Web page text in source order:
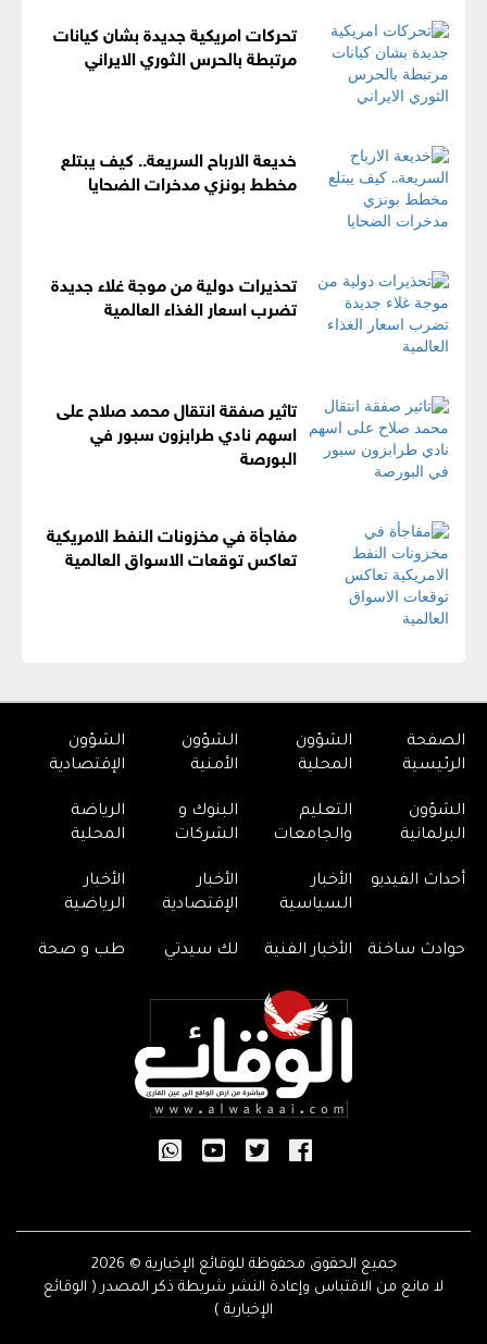
تحركات امريكية جديدة بشان كيانات
مرتبطة بالحرس الثوري الايراني
خديعة الارباح السريعة.. كيف يبتلع
مخطط بونزي مدخرات الضحايا
تحذيرات دولية من موجة غلاء جديدة
تضرب اسعار الغذاء العالمية
تاثير صفقة انتقال محمد صلاح على
اسهم نادي طرابزون سبور في
البورصة
مفاجأة في مخزونات النفط الامريكية
تعاكس توقعات الاسواق العالمية
الصفحة
الرئيسية
الشؤون
المحلية
الشؤون
الأمنية
الشؤون
الإقتصادية
الشؤون
البرلمانية
التعليم
والجامعات
البنوك و
الشركات
الرياضة
المحلية
أحداث الفيديو
الأخبار
السياسية
الأخبار
الإقتصادية
الأخبار
الرياضية
حوادث ساخنة الأخبار الفنية لك سيدتي طب و صحة
جميع الحقوق محفوظة للوقائع الإخبارية © 2026
لا مانع من الاقتباس وإعادة النشر شريطة ذكر المصدر ( الوقائع
الإخبارية )